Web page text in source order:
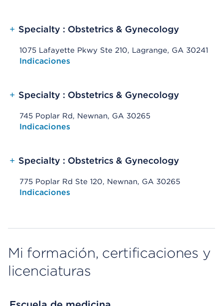
+ Specialty : Obstetrics & Gynecology
1075 Lafayette Pkwy Ste 210, Lagrange, GA 30241
Opens native map application on mobile devices
Indicaciones
+ Specialty : Obstetrics & Gynecology
745 Poplar Rd, Newnan, GA 30265
Opens native map application on mobile devices
Indicaciones
+ Specialty : Obstetrics & Gynecology
775 Poplar Rd Ste 120, Newnan, GA 30265
Opens native map application on mobile devices
Indicaciones
Mi formación, certificaciones y
licenciaturas